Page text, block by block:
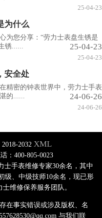
25-04-23
为什么
为您分享：“劳力士表盘生锈是
锈......
25-04-23
25-04-23
安全处
精密的钟表世界中，劳力士手表
的......
24-06-26
24-06-26
2032 XML
：400-805-0023
士手表维修专家30余名，其中
级、中级技师10余名，现已形
维修保养服务团队。
在事实错误或涉及版权、名
与我们联